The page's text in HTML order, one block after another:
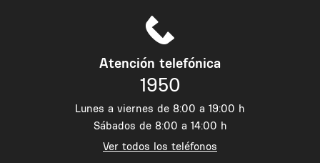
Atención telefónica
1950
Lunes a viernes de 8:00 a 19:00 h
Sábados de 8:00 a 14:00 h
Ver todos los teléfonos